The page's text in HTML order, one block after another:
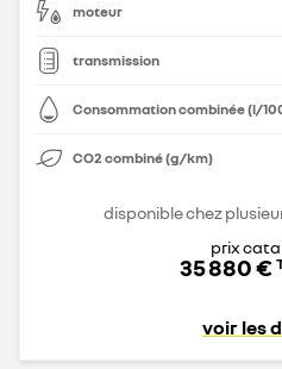
moteur
transmission
Consommation combinée (l/
CO2 combiné (g/km)
disponible chez
prix
35 880 €
voir les